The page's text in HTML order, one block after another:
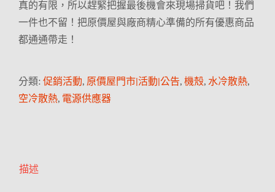
真的有限，所以趕緊把握最後機會來現場掃貨吧！我們
一件也不留！把原價屋與廠商精心準備的所有優惠商品
都通通帶走！
分類: 促銷活動, 原價屋門市|活動|公告, 機殼, 水冷散熱,
空冷散熱, 電源供應器
描述